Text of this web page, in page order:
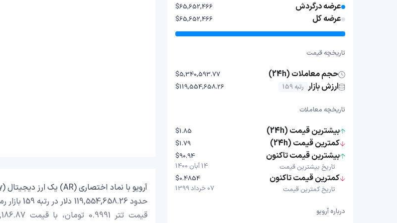
عرضه درگردش $65,652,466
عرضه کل $65,652,466
تاریخچه قیمت
حجم معاملات (24h) $5,340,593.77
ارزش بازار رتبه 159 $119,554,658.26
تاریخچه معاملات
بیشترین قیمت (24h) $1.85
کمترین قیمت (24h) $1.79
بیشترین قیمت تاکنون
تاریخ بیشترین قیمت
$90.94
14 آبان 1400
کمترین قیمت تاکنون
تاریخ کمترین قیمت
$0.4854
07 خرداد 1399
درباره آرویو